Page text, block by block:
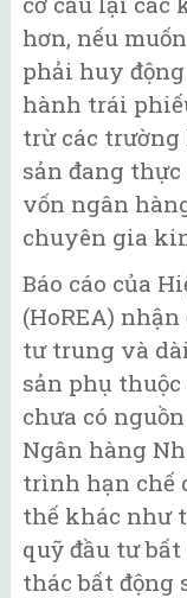
hơn, nếu
phải huy
hành trái
trừ các trường
sản đang
vốn ngân
chuyên gia
Báo cáo của
(HoREA)
tư trung và
sản phụ
chưa có
Ngân hàng
trình hạn chế
thế khác như
quỹ đầu tư
thác bất động